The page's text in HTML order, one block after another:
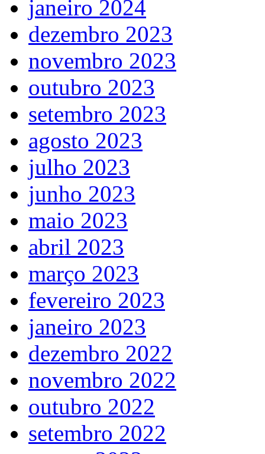
janeiro 2024
dezembro 2023
novembro 2023
outubro 2023
setembro 2023
agosto 2023
julho 2023
junho 2023
maio 2023
abril 2023
março 2023
fevereiro 2023
janeiro 2023
dezembro 2022
novembro 2022
outubro 2022
setembro 2022